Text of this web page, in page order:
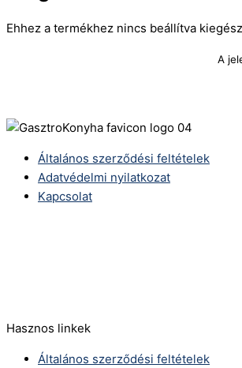
Ehhez a termékhez nincs beállítva
A
Általános szerződési feltételek
Adatvédelmi nyilatkozat
Kapcsolat
Hasznos linkek
Általános szerződési feltételek